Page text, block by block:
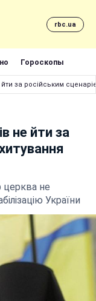
rbc.ua
Гороскопы
йти за російським
не йти за
не
України